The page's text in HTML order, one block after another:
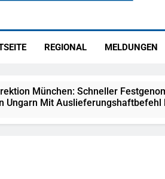
REGIONAL MELDUNGEN
München: Schneller
Ungarn Mit Auslieferungshaftbefehl